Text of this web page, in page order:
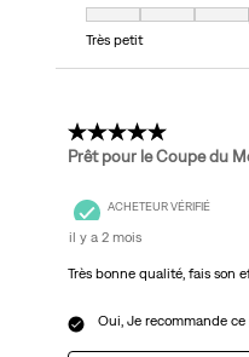
Taille, 4 sur 7, où 1 est
Très petit
5 étoile(s) sur 5.
Prêt pour le Coupe du
ACHETEUR VÉRIFIÉ
il y a 2 mois
Très bonne qualité, fais son
Oui, Je recommande